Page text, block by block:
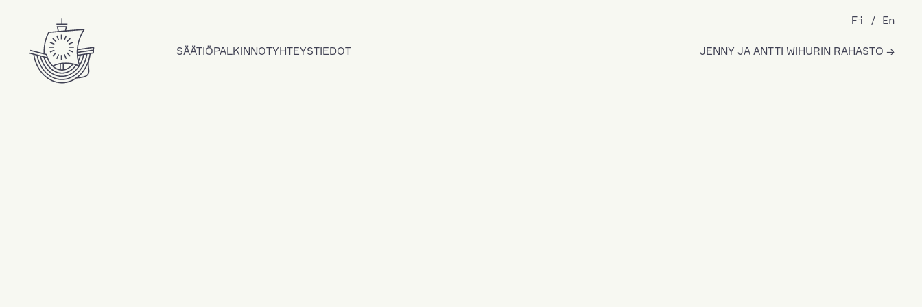
SÄÄTIÖPALKINNOTYHTEYSTIEDOT JENNY JA ANTTI WIHURIN RAHASTO
Fi En